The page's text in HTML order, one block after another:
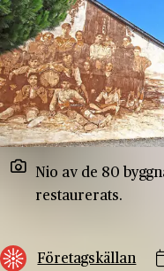
Nio av de 80
restaurerats.
Företagskällan